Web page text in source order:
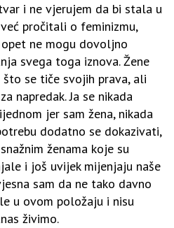
i ne vjerujem da bi stala u
pročitali o feminizmu,
ne mogu dovoljno
svega toga iznova. Žene
se tiče svojih prava, ali
napredak. Ja se nikada
jer sam žena, nikada
dodatno se dokazivati,
ženama koje su
i još uvijek mijenjaju naše
sam da ne tako davno
u ovom položaju i nisu
živimo.